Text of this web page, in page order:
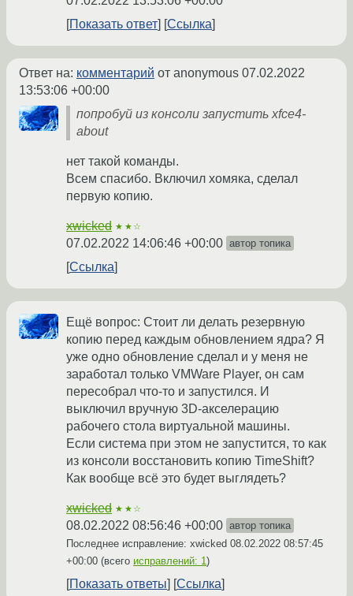
Показать ответ
Ссылка
Ответ на: комментарий от anonymous 07.02.2022
13:53:06 +00:00
попробуй из консоли запустить xfce4-
about
нет такой команды.
Всем спасибо. Включил хомяка, сделал
первую копию.
xwicked ★★☆
07.02.2022 14:06:46 +00:00 автор топика
Ссылка
Ещё вопрос: Стоит ли делать резервную
копию перед каждым обновлением ядра? Я
уже одно обновление сделал и у меня не
заработал только VMWare Player, он сам
пересобрал что-то и запустился. И
выключил вручную 3D-акселерацию
рабочего стола виртуальной машины.
Если система при этом не запустится, то как
из консоли восстановить копию TimeShift?
Как вообще всё это будет выглядеть?
xwicked ★★☆
08.02.2022 08:56:46 +00:00 автор топика
Последнее исправление: xwicked 08.02.2022 08:57:45
+00:00 (всего исправлений: 1)
Показать ответы Ссылка